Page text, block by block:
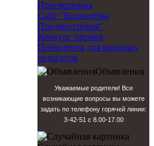
Просвещения
Сайт "Волонтёры
Приднестровья"
Конкурс премия
Президента для молодых
педагогов
Объявления
Уважаемые родители! Все
возникающие вопросы вы можете
задать по телефону горячей линии:
3-42-51 с 8.00-17.00